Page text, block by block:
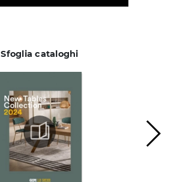
Sfoglia cataloghi